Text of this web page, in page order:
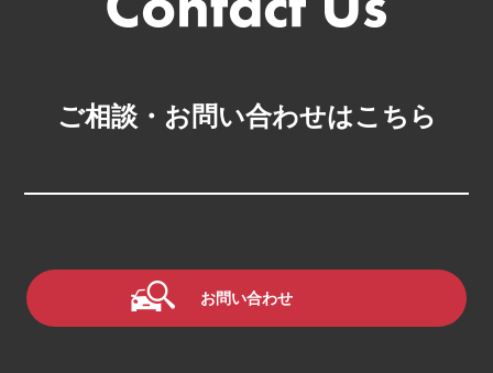
ご相談・お問い合わせはこちら
お問い合わせ